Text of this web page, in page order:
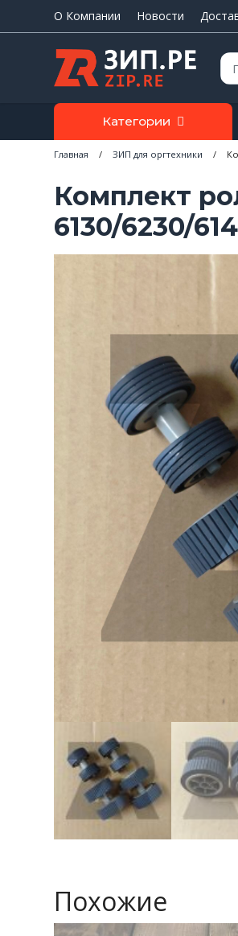
О Компании Новости
Категории
Главная / ЗИП для оргтехники /
Комплект
6130/6230/
Похожие